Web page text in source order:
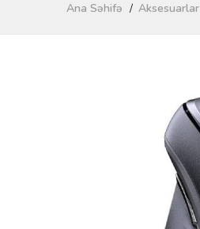
Ana Səhifə Aksesuarlar